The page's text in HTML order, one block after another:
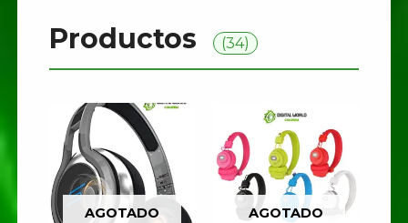
Productos (34)
AGOTADO AGOTADO